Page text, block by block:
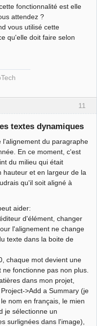
fonctionnalité est elle
attendez ?
vous utilisé cette
qu'elle doit faire selon
11
textes dynamiques
l'alignement du paragraphe
En ce moment, c'est
du milieu qui était
hauteur et en largeur de la
qu'il soit aligné à
aider:
d'élément, changer
l'alignement ne change
texte dans la boite de
chaque mot devient une
fonctionne pas non plus.
dans mon projet,
>Add a Summary (je
nom en français, le mien
je sélectionne un
surlignées dans l'image),